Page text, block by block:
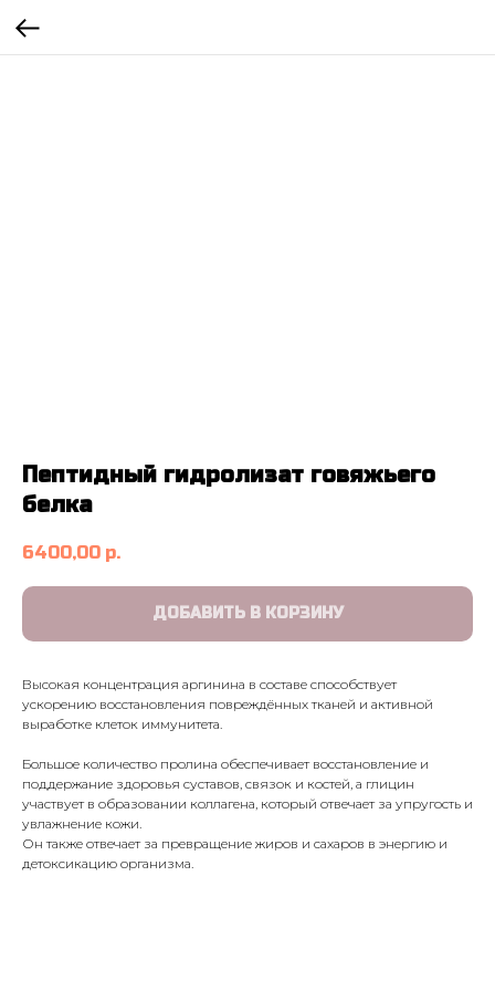
Пептидный гидролизат говяжьего
белка
6400,00 р.
ДОБАВИТЬ В КОРЗИНУ
Высокая концентрация аргинина в составе способствует
ускорению восстановления повреждённых тканей и активной
выработке клеток иммунитета.
Большое количество пролина обеспечивает восстановление и
поддержание здоровья суставов, связок и костей, а глицин
участвует в образовании коллагена, который отвечает за упругость и
увлажнение кожи.
Он также отвечает за превращение жиров и сахаров в энергию и
детоксикацию организма.